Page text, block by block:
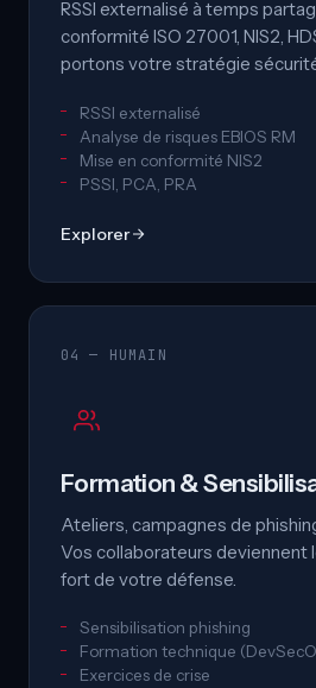
RSSI externalisé à temps
conformité ISO 27001, NIS2,
portons votre stratégie
RSSI externalisé
Analyse de risques EBIOS RM
Mise en conformité NIS2
PSSI, PCA, PRA
Explorer
04 — HUMAIN
Formation &
Ateliers, campagnes de
Vos collaborateurs deviennent
fort de votre défense.
Sensibilisation phishing
Formation technique
Exercices de crise